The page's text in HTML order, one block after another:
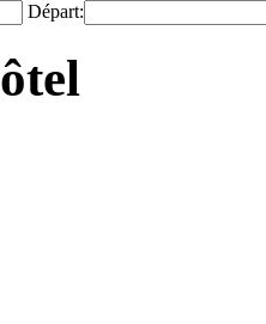
Départ: